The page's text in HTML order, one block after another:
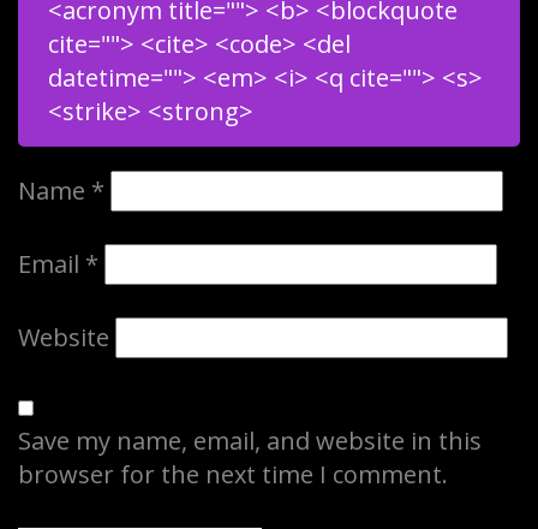
<acronym title=""> <b> <blockquote
cite=""> <cite> <code> <del
datetime=""> <em> <i> <q cite=""> <s>
<strike> <strong>
Name *
Email *
Website
Save my name, email, and website in this
browser for the next time I comment.